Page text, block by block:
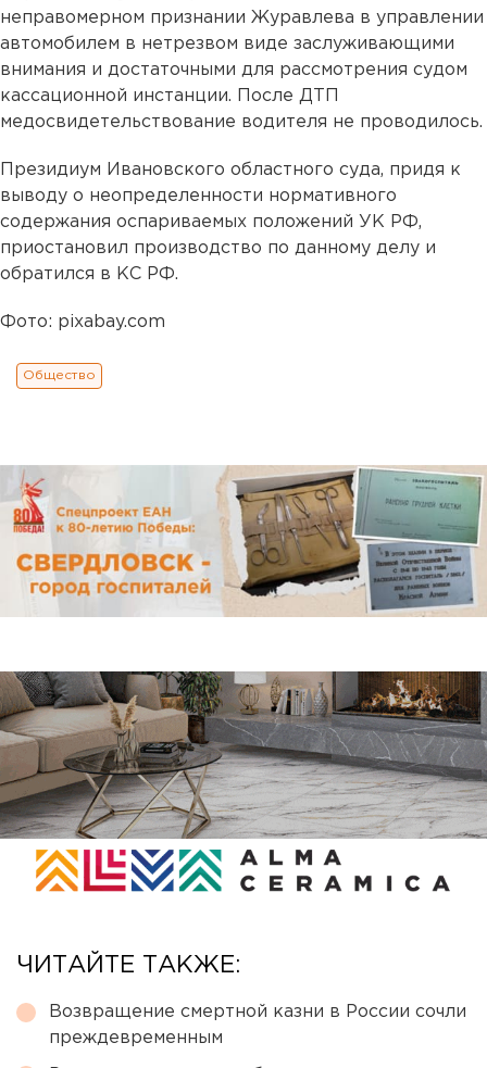
неправомерном признании Журавлева в управлении
автомобилем в нетрезвом виде заслуживающими
внимания и достаточными для рассмотрения судом
кассационной инстанции. После ДТП
медосвидетельствование водителя не проводилось.
Президиум Ивановского областного суда, придя к
выводу о неопределенности нормативного
содержания оспариваемых положений УК РФ,
приостановил производство по данному делу и
обратился в КС РФ.
Фото: pixabay.com
Общество
ЧИТАЙТЕ ТАКЖЕ:
Возвращение смертной казни в России сочли
преждевременным